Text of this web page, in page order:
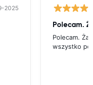
2025
Polecam.
wszystko